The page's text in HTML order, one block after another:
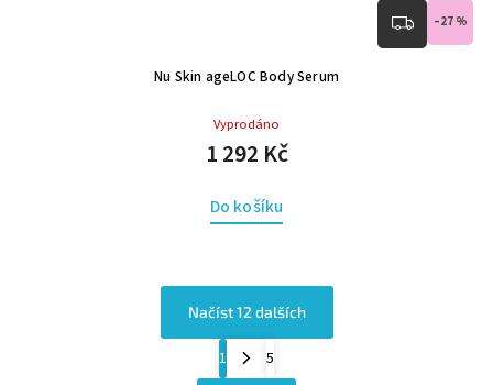
–27 %
Nu Skin ageLOC Body Serum
Vyprodáno
1 292 Kč
Do košíku
Načíst 12 dalších
1
5